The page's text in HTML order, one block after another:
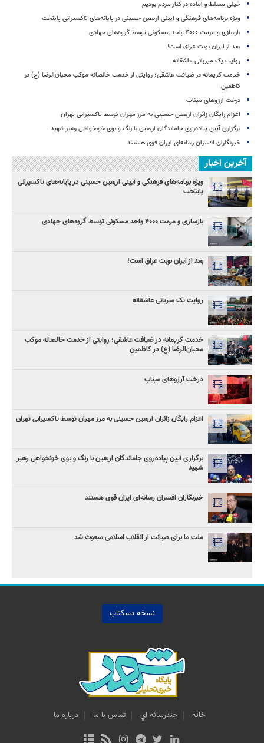
خیلی مسلط و آماده در کنار مردم بودیم
ویژه برنامه‌های فرهنگی و آیینی اربعین حسینی در پایانه‌های تاکسیرانی پایتخت
بازسازی و مرمت ۴۰۰۰ واحد مسکونی توسط گروه‌های جهادی
بعد از ایران نوبت عراق است!
روایت یک میزبانی عاشقانه
خدمت کریمانه در ضیافت عاشقی؛ روایتی از خدمت خالصانه موکب محبان‌الرضا (ع) در
کاظمین
درخت آرزوهای میناب
اعزام رایگان زائران اربعین حسینی به مرز مهران توسط تاکسیرانی تهران
برگزاری آیین پیاده‌روی جاماندگان اربعین با رنگ و بوی خونخواهی رهبر شهید
خبرنگاران افسران رسانه‌ای ایران قوی هستند
آخرین اخبار
ویژه برنامه‌های فرهنگی و آیینی اربعین حسینی در پایانه‌های تاکسیرانی
پایتخت
بازسازی و مرمت ۴۰۰۰ واحد مسکونی توسط گروه‌های جهادی
بعد از ایران نوبت عراق است!
روایت یک میزبانی عاشقانه
خدمت کریمانه در ضیافت عاشقی؛ روایتی از خدمت خالصانه موکب
محبان‌الرضا (ع) در کاظمین
درخت آرزوهای میناب
اعزام رایگان زائران اربعین حسینی به مرز مهران توسط تاکسیرانی تهران
برگزاری آیین پیاده‌روی جاماندگان اربعین با رنگ و بوی خونخواهی رهبر
شهید
خبرنگاران افسران رسانه‌ای ایران قوی هستند
ملت ما برای صیانت از انقلاب اسلامی مبعوث شد
نسخه دسکتاپ
خانه چندرسانه اي تماس با ما درباره ما